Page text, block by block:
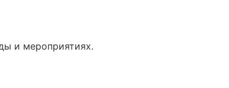
и мероприятиях.